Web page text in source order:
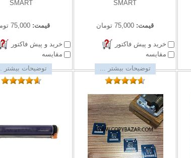
SMART
قیمت: 75,000 تومان
خرید و پیش فاکتور
مقایسه
توضیحات بیشتر ...
SMART
قیمت: 75,000 تومان
خرید و پیش فاکتور
مقایسه
توضیحات بیشتر